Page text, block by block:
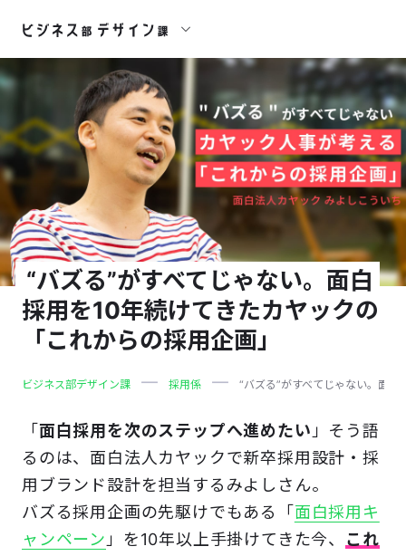
“バズる”がすべてじゃない。面白
採用を10年続けてきたカヤックの
「これからの採用企画」
ビジネス部デザイン課 採用係 “バズる”がすべてじゃない。面
「 面白採用を次のステップへ進めたい 」そう語
るのは、面白法人カヤックで新卒採用設計・採
用ブランド設計を担当するみよしさん。
バズる採用企画の先駆けでもある「 面白採用キ
ャンペーン 」を10年以上手掛けてきた今、 これ